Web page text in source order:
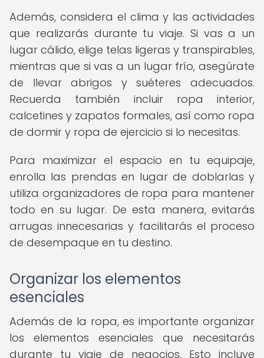
Además, considera el clima y las actividades
que realizarás durante tu viaje. Si vas a un
lugar cálido, elige telas ligeras y transpirables,
mientras que si vas a un lugar frío, asegúrate
de llevar abrigos y suéteres adecuados.
Recuerda también incluir ropa interior,
calcetines y zapatos formales, así como ropa
de dormir y ropa de ejercicio si lo necesitas.
Para maximizar el espacio en tu equipaje,
enrolla las prendas en lugar de doblarlas y
utiliza organizadores de ropa para mantener
todo en su lugar. De esta manera, evitarás
arrugas innecesarias y facilitarás el proceso
de desempaque en tu destino.
Organizar los elementos
esenciales
Además de la ropa, es importante organizar
los elementos esenciales que necesitarás
durante tu viaje de negocios. Esto incluye